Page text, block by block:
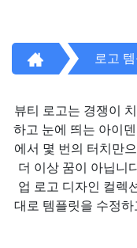
로고
뷰티 로고는 경쟁이
하고 눈에 띄는 아이
에서 몇 번의 터치만
더 이상 꿈이 아닙니
업 로고 디자인 컬렉
대로 템플릿을 수정